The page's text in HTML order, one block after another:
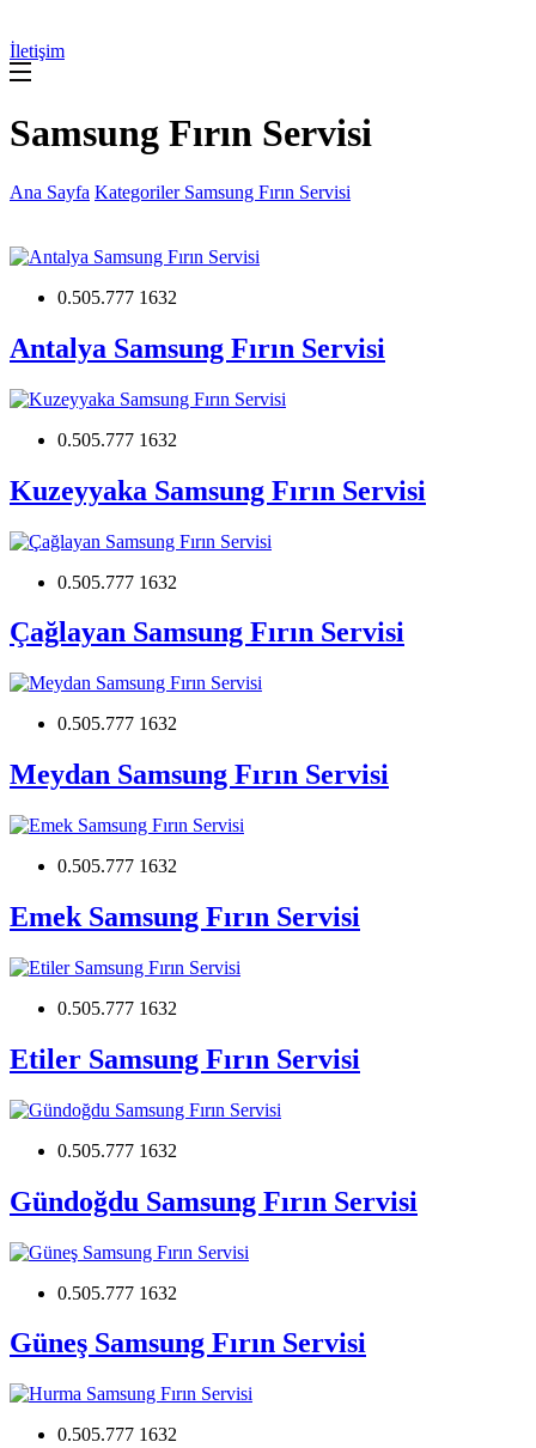
İletişim
Samsung Fırın Servisi
Ana Sayfa Kategoriler Samsung Fırın Servisi
0.505.777 1632
Antalya Samsung Fırın Servisi
0.505.777 1632
Kuzeyyaka Samsung Fırın Servisi
0.505.777 1632
Çağlayan Samsung Fırın Servisi
0.505.777 1632
Meydan Samsung Fırın Servisi
0.505.777 1632
Emek Samsung Fırın Servisi
0.505.777 1632
Etiler Samsung Fırın Servisi
0.505.777 1632
Gündoğdu Samsung Fırın Servisi
0.505.777 1632
Güneş Samsung Fırın Servisi
0.505.777 1632